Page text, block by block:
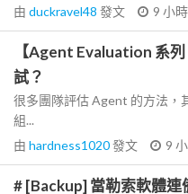
由 duckravel48 發文 9 小
【Agent Evaluation 系
試？
很多團隊評估 Agent 的方法，
組...
由 hardness1020發文 9
# [Backup] 當勒索軟體